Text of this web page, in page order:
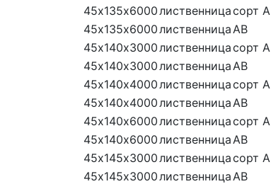
45х135х6000лиственницасорт А
45х135х6000лиственницаАВ
45х140х3000лиственницасорт А
45х140х3000лиственницаАВ
45х140х4000лиственницасорт А
45х140х4000лиственницаАВ
45х140х6000лиственницасорт А
45х140х6000лиственницаАВ
45х145х3000лиственницасорт А
45х145х3000лиственницаАВ